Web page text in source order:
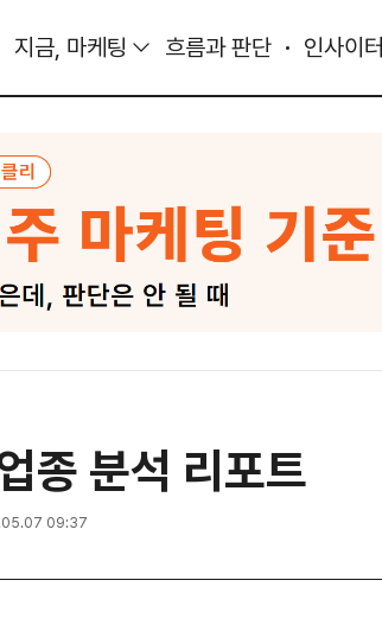
지금, 마케팅 흐름과 판단 인사이터
종 분석 리포트
09:37